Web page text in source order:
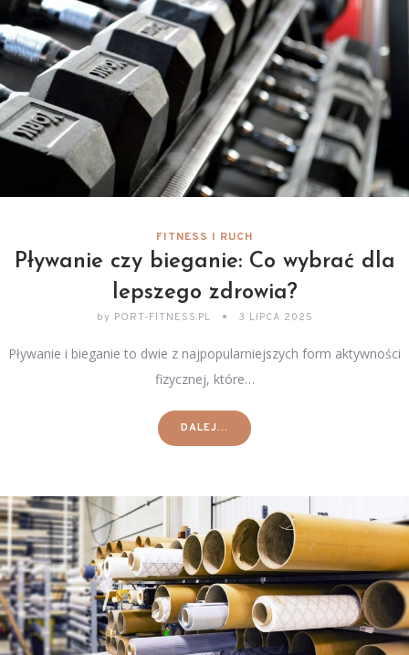
FITNESS I RUCH
Pływanie czy bieganie: Co wybrać dla
lepszego zdrowia?
by PORT-FITNESS.PL 3 LIPCA 2025
Pływanie i bieganie to dwie z najpopularniejszych form aktywności
fizycznej, które…
DALEJ...